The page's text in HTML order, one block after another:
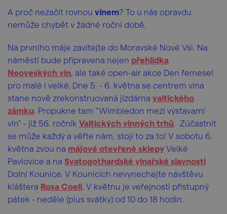
A proč nezačít rovnou vínem? To u nás opravdu
nemůže chybět v žádné roční době.
Na prvního máje zavítejte do Moravské Nové Vsi. Na
náměstí bude připravena nejen přehlídka
Neoveských vín , ale také open-air akce Den řemesel
pro malé i velké. Dne 5. - 6. května se centrem vína
stane nově zrekonstruovaná jízdárna valtického
zámku. Propukne tam “Wimbledon mezi výstavami
vín” - již 56. ročník Valtických vinných trhů. Zúčastnit
se může každý a věřte nám, stojí to za to! V sobotu 6.
května zvou na májové otevřené sklepy Velké
Pavlovice a na Svatogothardské vinařské slavnosti
Dolní Kounice. V Kounicích nevynechejte návštěvu
kláštera Rosa Coeli. V květnu je veřejnosti přístupný
pátek - neděle (plus svátky) od 10 do 18 hodin.